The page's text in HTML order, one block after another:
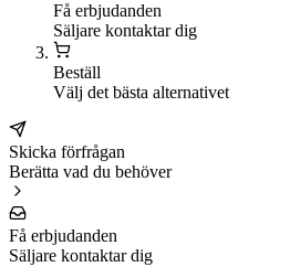
Få erbjudanden
Säljare kontaktar dig
Beställ
Välj det bästa alternativet
Skicka förfrågan
Berätta vad du behöver
Få erbjudanden
Säljare kontaktar dig